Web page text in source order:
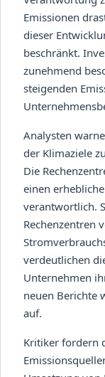
Emissionen
dieser
beschränkt.
zunehmend
steigenden
Analysten
der Klimaziele
Die
einen
verantwortlich.
Rechenzentren
verdeutlichen
Unternehmen
neuen Berichte
auf.
Kritiker fordern